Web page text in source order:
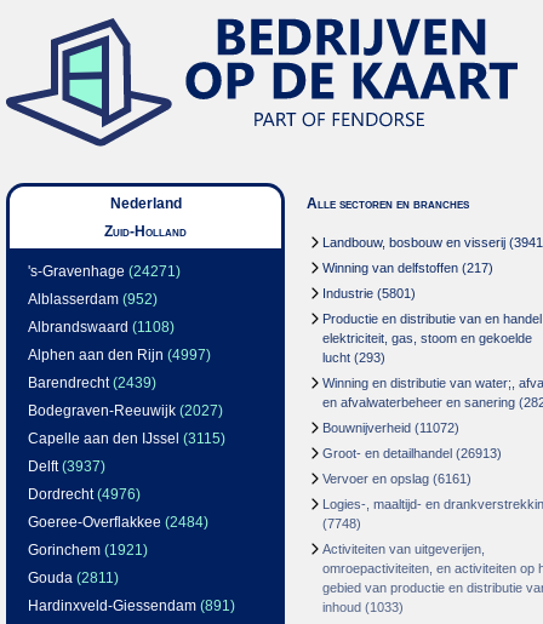
Nederland
Zuid-Holland
's-Gravenhage (24271)
Alblasserdam (952)
Albrandswaard (1108)
Alphen aan den Rijn (4997)
Barendrecht(2439)
Bodegraven-Reeuwijk (2027)
Capelle aan den IJssel (3115)
Delft(3937)
Dordrecht(4976)
Goeree-Overflakkee (2484)
Gorinchem (1921)
Gouda (2811)
Hardinxveld-Giessendam (891)
Alle sectoren en branches
Landbouw, bosbouw en visserij
Winning van delfstoffen (217)
Industrie (5801)
Productie en distributie van en
elektriciteit, gas, stoom en gekoelde
lucht (293)
Winning en distributie van water;,
en afvalwaterbeheer en sanering
Bouwnijverheid (11072)
Groot- en detailhandel (26913)
Vervoer en opslag (6161)
Logies-, maaltijd- en
(7748)
Activiteiten van uitgeverijen,
omroepactiviteiten, en activiteiten op
gebied van productie en distributie
inhoud (1033)